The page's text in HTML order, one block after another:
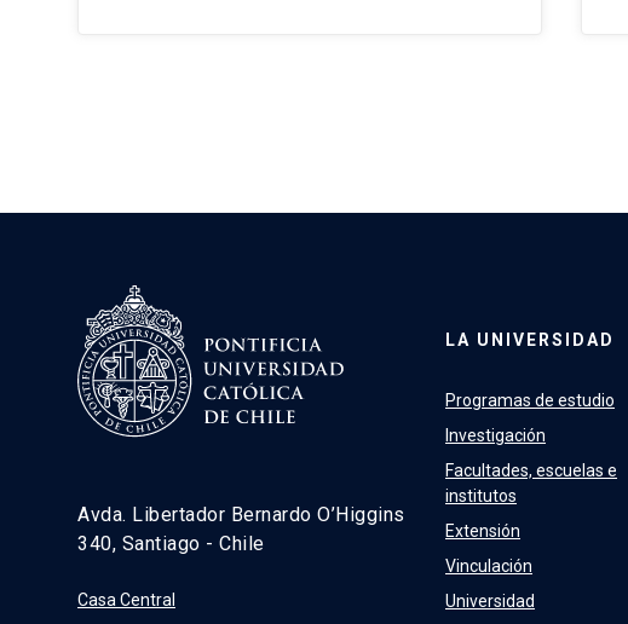
Avda. Libertador Bernardo O’Higgins
340, Santiago - Chile
Casa Central
LA UNIVERSIDAD
Programas de estudio
Investigación
Facultades, escuelas e
institutos
Extensión
Vinculación
Universidad